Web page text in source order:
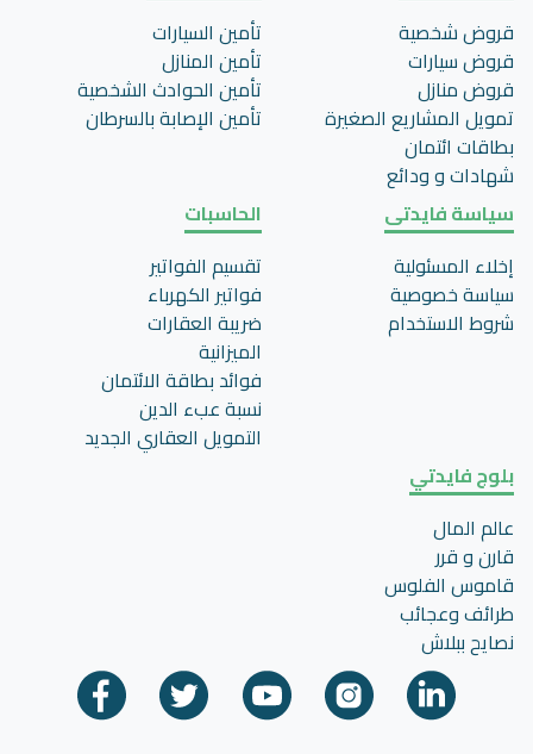
قروض شخصية
قروض سيارات
قروض منازل
تمويل المشاريع الصغيرة
بطاقات ائتمان
شهادات و ودائع
تأمين السيارات
تأمين المنازل
تأمين الحوادث الشخصية
تأمين اﻹصابة بالسرطان
سياسة فايدتى
إخلاء المسئولية
سياسة خصوصية
شروط الاستخدام
الحاسبات
تقسيم الفواتير
فواتير الكهرباء
ضريبة العقارات
الميزانية
فوائد بطاقة الائتمان
نسبة عبء الدين
التمويل العقاري الجديد
بلوج فايدتي
عالم المال
قارن و قرر
قاموس الفلوس
طرائف وعجائب
نصايح ببلاش